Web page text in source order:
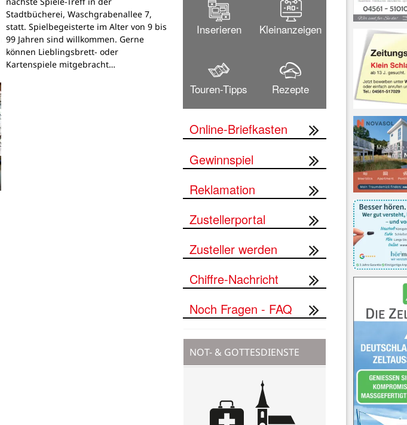
Stadtbücherei, Waschgrabenallee 7,
statt. Spielbegeisterte im Alter von 9 bis
99 Jahren sind willkommen. Gerne
können Lieblingsbrett- oder
Kartenspiele mitgebracht…
Inserieren Kleinanzeigen
Touren-Tipps Rezepte
Online-Briefkasten
Gewinnspiel
Reklamation
Zustellerportal
Zusteller werden
Chiffre-Nachricht
Noch Fragen - FAQ
NOT- & GOTTESDIENSTE